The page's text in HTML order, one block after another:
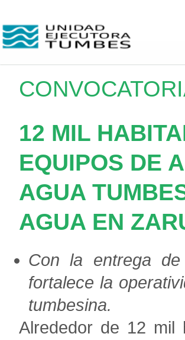
12 MIL
EQUIPOS DE
AGUA
AGUA EN
Con la entrega
fortalece la
tumbesina.
Alrededor de 12 mil